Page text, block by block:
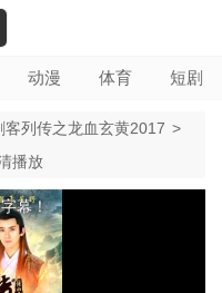
动漫 体育 短剧
客列传之龙血玄黄2017 >
播放
幕！